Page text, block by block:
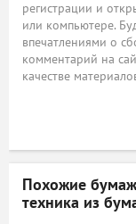
регистрации и
или компьютере.
впечатлениями о
комментарий на
качестве
Похожие
техника из